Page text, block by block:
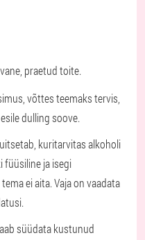
praetud toite.
võttes teemaks tervis,
dulling soove.
kuritarvitas alkoholi
füüsiline ja isegi
ei aita. Vaja on vaadata
süüdata kustunud